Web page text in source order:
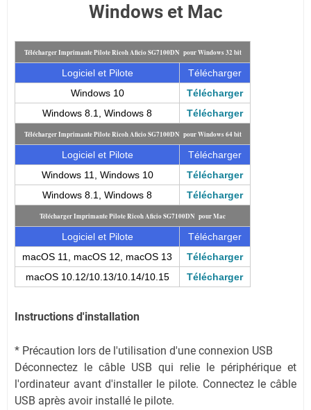
Windows et Mac
Télécharger Imprimante Pilote Ricoh Aficio SG7100DN pour Windows 32 bit
Logiciel et Pilote
Télécharger
Windows 10
Télécharger
Windows 8.1, Windows 8
Télécharger
Télécharger Imprimante Pilote Ricoh Aficio SG7100DN pour Windows 64 bit
Logiciel et Pilote
Télécharger
Windows 11, Windows 10
Télécharger
Windows 8.1, Windows 8
Télécharger
Télécharger Imprimante Pilote Ricoh Aficio SG7100DN pour Mac
Logiciel et Pilote
Télécharger
macOS 11, macOS 12, macOS 13
Télécharger
macOS 10.12/10.13/10.14/10.15
Télécharger
Instructions d'installation
* Précaution lors de l'utilisation d'une connexion USB
Déconnectez le câble USB qui relie le périphérique et
l'ordinateur avant d'installer le pilote. Connectez le câble
USB après avoir installé le pilote.